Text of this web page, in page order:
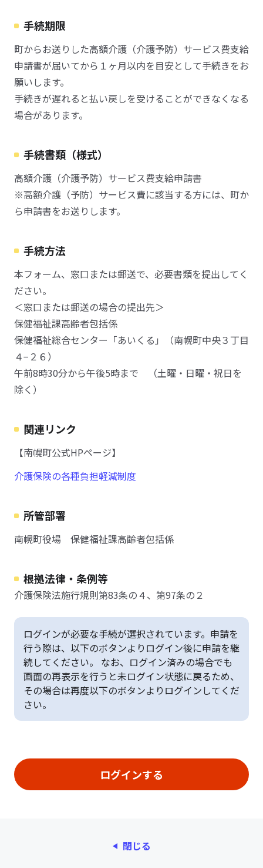
手続期限
町からお送りした高額介護（介護予防）サービス費支給
申請書が届いてから１ヶ月以内を目安として手続きをお
願いします。
手続きが遅れると払い戻しを受けることができなくなる
場合があります。
手続書類（様式）
高額介護（介護予防）サービス費支給申請書
※高額介護（予防）サービス費に該当する方には、町か
ら申請書をお送りします。
手続方法
本フォーム、窓口または郵送で、必要書類を提出してく
ださい。
＜窓口または郵送の場合の提出先＞
保健福祉課高齢者包括係
保健福祉総合センター「あいくる」（南幌町中央３丁目
４−２６）
午前8時30分から午後5時まで （土曜・日曜・祝日を
除く）
関連リンク
【南幌町公式HPページ】
介護保険の各種負担軽減制度
所管部署
南幌町役場 保健福祉課高齢者包括係
根拠法律・条例等
介護保険法施行規則第83条の４、第97条の２
ログインが必要な手続が選択されています。申請を
行う際は、以下のボタンよりログイン後に申請を継
続してください。 なお、ログイン済みの場合でも
画面の再表示を行うと未ログイン状態に戻るため、
その場合は再度以下のボタンよりログインしてくだ
さい。
閉じる